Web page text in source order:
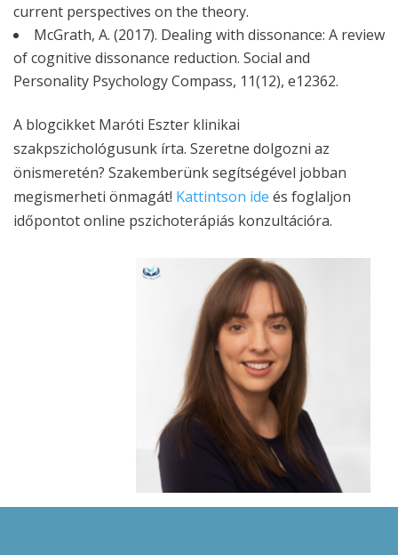
current perspectives on the theory.
McGrath, A. (2017). Dealing with dissonance: A review
of cognitive dissonance reduction. Social and
Personality Psychology Compass, 11(12), e12362.
A blogcikket Maróti Eszter klinikai
szakpszichológusunk írta. Szeretne dolgozni az
önismeretén? Szakemberünk segítségével jobban
megismerheti önmagát! Kattintson ide és foglaljon
időpontot online pszichoterápiás konzultációra.